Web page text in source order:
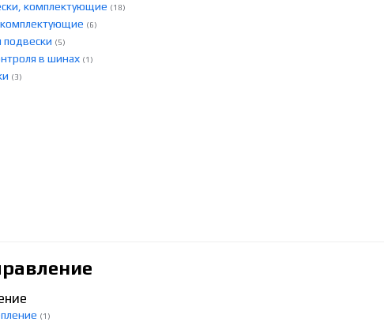
комплектующие (18)
(6)
подвески (5)
в шинах (1)
(3)
(1)